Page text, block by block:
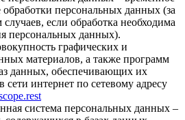
персональных данных (за
если обработка необходима
персональных данных).
графических и
материалов, а также программ
данных, обеспечивающих их
сети интернет по сетевому адресу
система персональных данных –